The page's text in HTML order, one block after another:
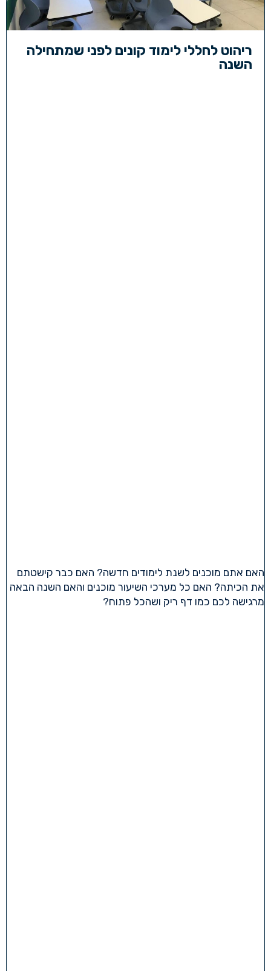
ריהוט לחללי לימוד קונים לפני שמתחילה
השנה
האם אתם מוכנים לשנת לימודים חדשה? האם כבר קישטתם
את הכיתה? האם כל מערכי השיעור מוכנים והאם השנה הבאה
מרגישה לכם כמו דף ריק ושהכל פתוח?